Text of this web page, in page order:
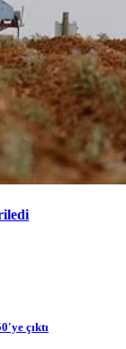
çıktı